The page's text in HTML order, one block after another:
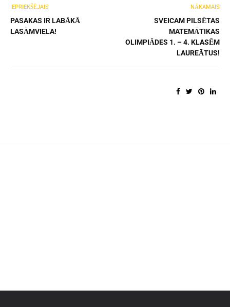
IEPRIEKŠĒJAIS
PASAKAS IR LABĀKĀ
LASĀMVIELA!
NĀKAMAIS
SVEICAM PILSĒTAS
MATEMĀTIKAS
OLIMPIĀDES 1. – 4. KLASĒM
LAUREĀTUS!